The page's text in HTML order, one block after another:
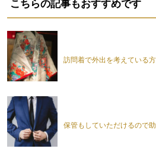
こちらの記事もおすすめです
訪問着で外出を考えている
保管もしていただけるので